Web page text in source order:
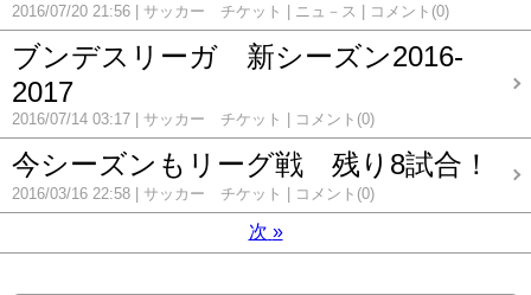
2016/07/20 21:56 サッカー チケット ニュ－ス コメント(0)
ブンデスリーガ 新シーズン2016-
2017
2016/07/14 03:17 サッカー チケット コメント(0)
今シーズンもリーグ戦 残り8試合！
2016/03/16 22:58 サッカー チケット コメント(0)
次 »